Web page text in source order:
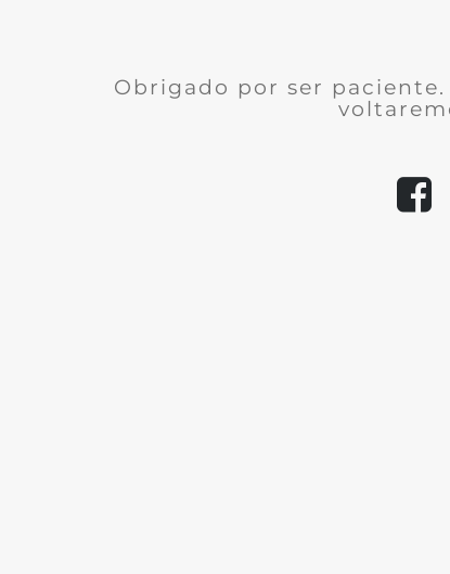
Obrigado por ser